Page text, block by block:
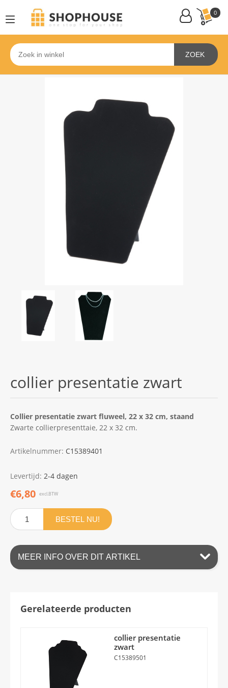
0
ZOEK
collier presentatie zwart
Collier presentatie zwart fluweel, 22 x 32 cm, staand
Zwarte collierpresenttaie, 22 x 32 cm.
Artikelnummer: C15389401
Levertijd: 2-4 dagen
€6,80 excl.BTW
BESTEL NU!
MEER INFO OVER DIT ARTIKEL
Gerelateerde producten
collier presentatie
zwart
C15389501